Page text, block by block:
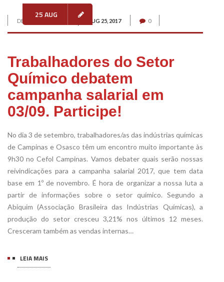
25 AUG
DE: AUG 25, 2017 0
Trabalhadores do Setor
Químico debatem
campanha salarial em
03/09. Participe!
No dia 3 de setembro, trabalhadores/as das indústrias químicas
de Campinas e Osasco têm um encontro muito importante às
9h30 no Cefol Campinas. Vamos debater quais serão nossas
reivindicações para a campanha salarial 2017, que tem data
base em 1º de novembro. É hora de organizar a nossa luta a
partir de informações sobre o setor químico. Segundo a
Abiquim (Associação Brasileira das Indústrias Químicas), a
produção do setor cresceu 3,21% nos últimos 12 meses.
Cresceram também as vendas internas…
LEIA MAIS